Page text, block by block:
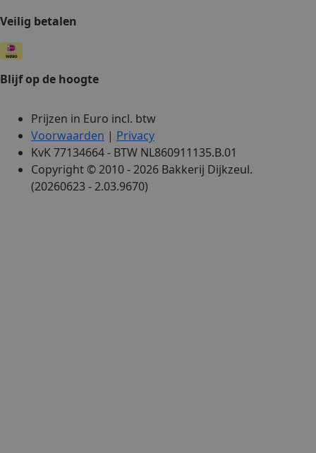
Veilig betalen
Blijf op de hoogte
Prijzen in Euro incl. btw
Voorwaarden | Privacy
KvK 77134664 - BTW NL860911135.B.01
Copyright © 2010 - 2026 Bakkerij Dijkzeul.
(20260623 - 2.03.9670)